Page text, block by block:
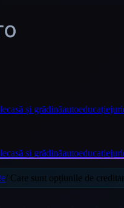
casă și grădinăautoeducație
casă și grădinăautoeducație
/ Care sunt opțiunile de